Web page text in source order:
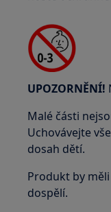
UPOZORNĚNÍ!
Malé části
Uchovávejte
dosah dětí.
Produkt by
dospělí.